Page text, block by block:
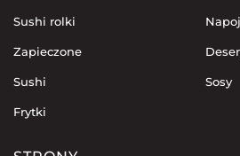
Sushi rolki
Zapieczone
Sushi
Frytki
Sosy